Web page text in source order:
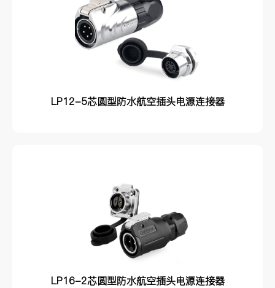
LP12-5芯圆型防水航空插头电源连接器
LP16-2芯圆型防水航空插头电源连接器